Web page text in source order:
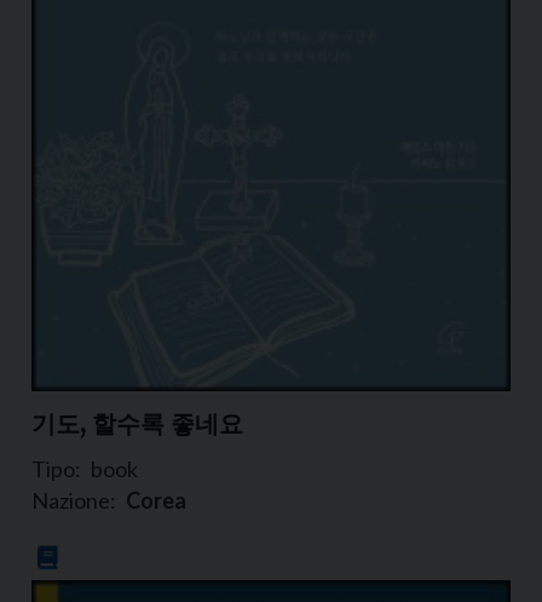
기도, 할수록 좋네요
Tipo: book
Nazione: Corea